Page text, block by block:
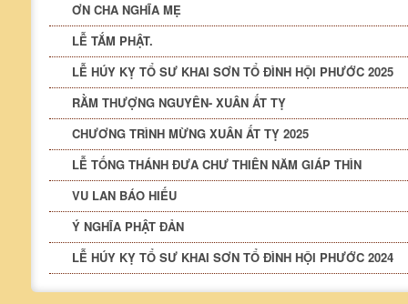
ƠN CHA NGHĨA MẸ
LỄ TẮM PHẬT.
LỄ HÚY KỴ TỔ SƯ KHAI SƠN TỔ ĐÌNH HỘI PHƯỚC 2025
RẰM THƯỢNG NGUYÊN- XUÂN ẤT TỴ
CHƯƠNG TRÌNH MỪNG XUÂN ẤT TỴ 2025
LỄ TỐNG THÁNH ĐƯA CHƯ THIÊN NĂM GIÁP THÌN
VU LAN BÁO HIẾU
Ý NGHĨA PHẬT ĐẢN
LỄ HÚY KỴ TỔ SƯ KHAI SƠN TỔ ĐÌNH HỘI PHƯỚC 2024